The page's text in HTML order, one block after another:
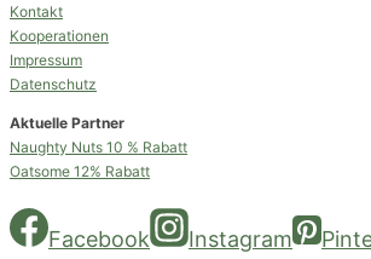
Kontakt
Kooperationen
Impressum
Datenschutz
Aktuelle Partner
Naughty Nuts 10 % Rabatt
Oatsome 12% Rabatt
Facebook Instagram